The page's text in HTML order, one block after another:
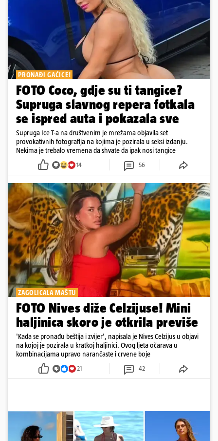
PRONAĐI GAĆICE!
FOTO Coco, gdje su ti tangice?
Supruga slavnog repera fotkala
se ispred auta i pokazala sve
Supruga Ice T-a na društvenim je mrežama objavila set
provokativnih fotografija na kojima je pozirala u seksi izdanju.
Nekima je trebalo vremena da shvate da ipak nosi tangice
14 56
ZAGOLICALA MAŠTU
FOTO Nives diže Celzijuse! Mini
haljinica skoro je otkrila previše
'Kada se pronađu beštija i zvijer', napisala je Nives Celzijus u objavi
na kojoj je pozirala u kratkoj haljinici. Ovog ljeta očarava u
kombinacijama upravo narančaste i crvene boje
21 42